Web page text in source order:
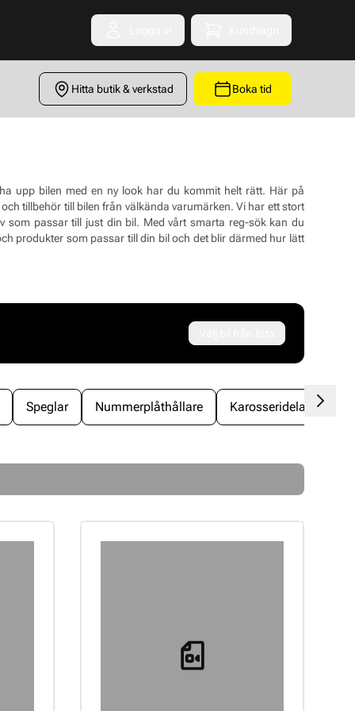
Hitta butik & verkstad Boka tid
upp bilen med en ny look har du kommit helt rätt. Här på
tillbehör till bilen från välkända varumärken. Vi har ett stort
som passar till just din bil. Med vårt smarta reg-sök kan du
produkter som passar till din bil och det blir därmed hur lätt
Speglar Nummerplåthållare Karosseridelar Fram
Loading...